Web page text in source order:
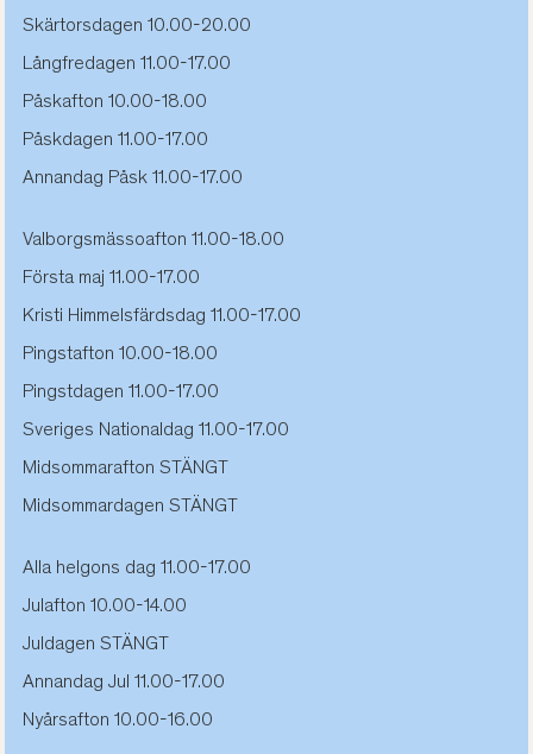
Skärtorsdagen 10.00-20.00
Långfredagen 11.00-17.00
Påskafton 10.00-18.00
Påskdagen 11.00-17.00
Annandag Påsk 11.00-17.00
Valborgsmässoafton 11.00-18.00
Första maj 11.00-17.00
Kristi Himmelsfärdsdag 11.00-17.00
Pingstafton 10.00-18.00
Pingstdagen 11.00-17.00
Sveriges Nationaldag 11.00-17.00
Midsommarafton STÄNGT
Midsommardagen STÄNGT
Alla helgons dag 11.00-17.00
Julafton 10.00-14.00
Juldagen STÄNGT
Annandag Jul 11.00-17.00
Nyårsafton 10.00-16.00